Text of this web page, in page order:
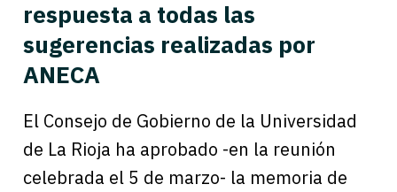
respuesta a todas las
sugerencias realizadas por
ANECA
El Consejo de Gobierno de la Universidad
de La Rioja ha aprobado -en la reunión
celebrada el 5 de marzo- la memoria de